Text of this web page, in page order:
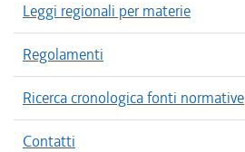
Leggi regionali per materie
Regolamenti
Ricerca cronologica fonti normative
Contatti